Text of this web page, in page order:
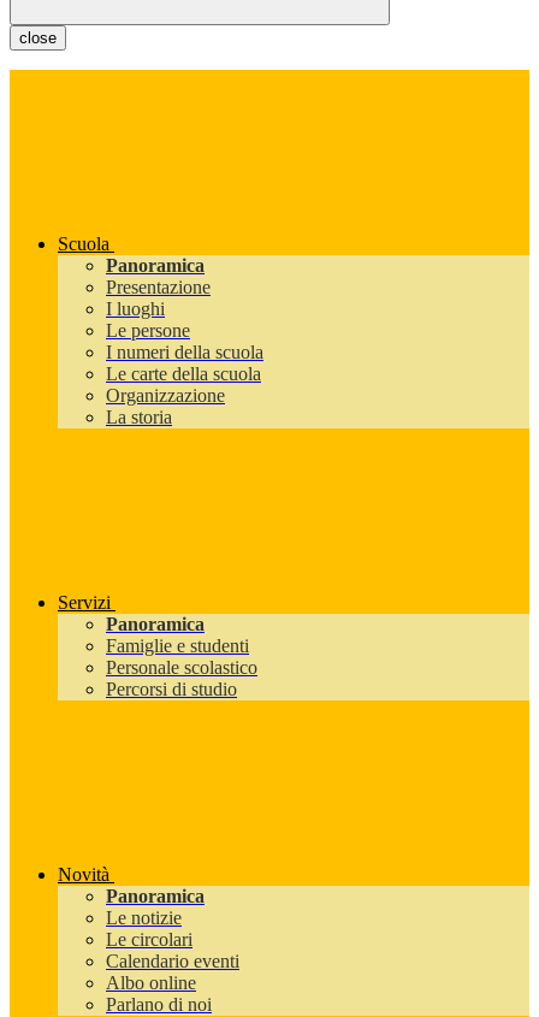
close
Scuola
Panoramica
Presentazione
I luoghi
Le persone
I numeri della scuola
Le carte della scuola
Organizzazione
La storia
Servizi
Panoramica
Famiglie e studenti
Personale scolastico
Percorsi di studio
Novità
Panoramica
Le notizie
Le circolari
Calendario eventi
Albo online
Parlano di noi